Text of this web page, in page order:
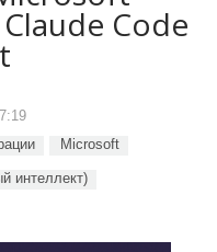
Code
Microsoft
интеллект)